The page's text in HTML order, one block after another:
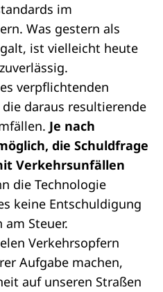
im
Was gestern als
ist vielleicht heute
verpflichtenden
daraus resultierende
Je nach
die Schuldfrage
Verkehrsunfällen
die Technologie
keine Entschuldigung
Steuer.
Verkehrsopfern
Aufgabe machen,
auf unseren Straßen